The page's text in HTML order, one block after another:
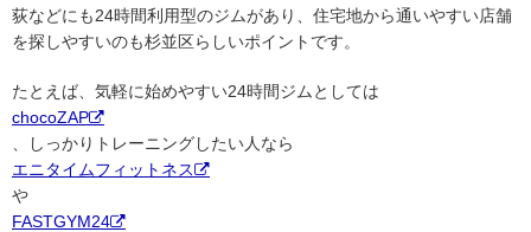
荻などにも24時間利用型のジムがあり、住宅地から通いやすい店舗
を探しやすいのも杉並区らしいポイントです。
たとえば、気軽に始めやすい24時間ジムとしては
chocoZAP
、しっかりトレーニングしたい人なら
エニタイムフィットネス
や
FASTGYM24